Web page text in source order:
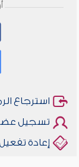
استرجاع
تسجيل
إعادة